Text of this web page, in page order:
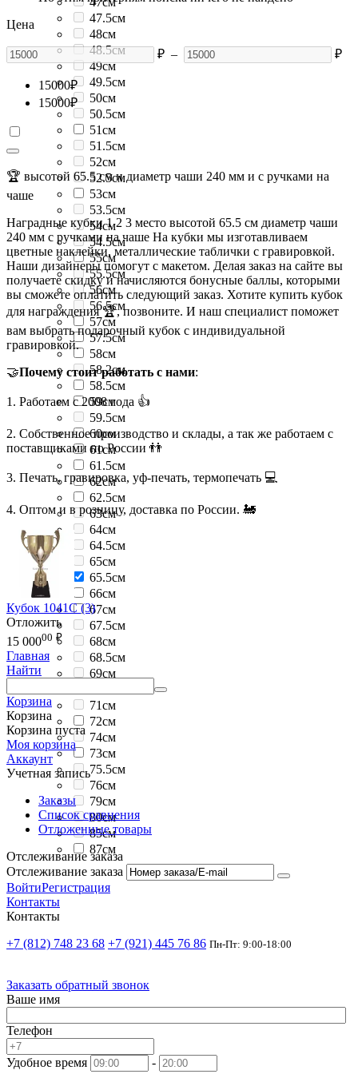
47.5см
48см
48.5см
49см
49.5см
50см
50.5см
51см
51.5см
52см
52.5см
53см
53.5см
54см
54.5см
55см
55.5см
56см
56.5см
57см
57.5см
58см
58.2см
58.5см
59см
59.5см
60см
61см
61.5см
62см
62.5см
63см
64см
64.5см
65см
65.5см
66см
67см
67.5см
68см
68.5см
69см
71см
72см
74см
73см
75.5см
76см
79см
80см
85см
87см
Цена
₽ – ₽
15000₽
15000₽
🏆 высотой 65.5 см и диаметр чаши 240 мм и с ручками на
чаше
Наградные кубки 1 2 3 место высотой 65.5 см диаметр чаши
240 мм с ручками на чаше На кубки мы изготавливаем
цветные наклейки, металлические таблички с гравировкой.
Наши дизайнеры помогут с макетом. Делая заказ на сайте вы
получаете скидку и начисляются бонусные баллы, которыми
вы сможете оплатить следующий заказ. Хотите купить кубок
для награждения 🏆, позвоните. И наш специалист поможет
вам выбрать подарочный кубок с индивидуальной
гравировкой.
🤝Почему стоит работать с нами:
1. Работаем с 2008 года 👍
2. Собственное производство и склады, а так же работаем с
поставщиками по России 👬
3. Печать, гравировка, уф-печать, термопечать 💻
4. Оптом и в розницу, доставка по России. 🚂
Кубок 1041C (3)
Отложить
15 00000 ₽
Главная
Найти
Корзина
Корзина
Корзина пуста
Моя корзина
Аккаунт
Учетная запись
Заказы
Список сравнения
Отложенные товары
Отслеживание заказа
Отслеживание заказа
ВойтиРегистрация
Контакты
Контакты
+7 (812) 748 23 68 +7 (921) 445 76 86 Пн-Пт: 9:00-18:00
Заказать обратный звонок
Ваше имя
Телефон
Удобное время
-